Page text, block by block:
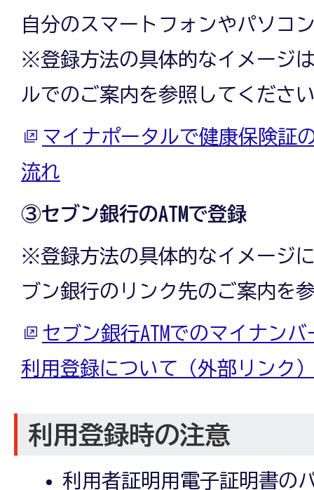
自分のスマートフォンやパソコ
※登録方法の具体的なイメージ
ルでのご案内を参照してくださ
マイナポータルで健康保険証
流れ
③セブン銀行のATMで登録
※登録方法の具体的なイメージ
ブン銀行のリンク先のご案内を
セブン銀行ATMでのマイナン
利用登録について（外部リンク
利用登録時の注意
利用者証明用電子証明書の